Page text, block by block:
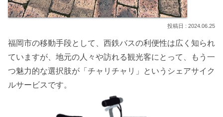
2024.06.25
福岡市の移動手段として、西鉄バスの利便性は広く知られ
ていますが、地元の人々や訪れる観光客にとって、もう一
つ魅力的な選択肢が「チャリチャリ」というシェアサイク
ルサービスです。